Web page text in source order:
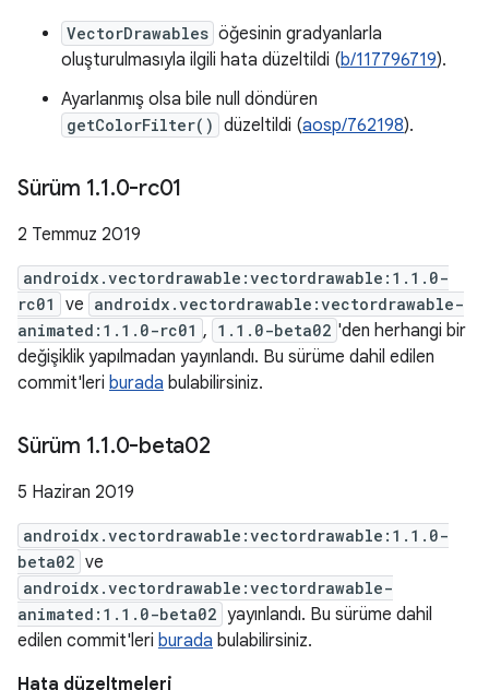
VectorDrawables öğesinin gradyanlarla
oluşturulmasıyla ilgili hata düzeltildi (b/117796719).
Ayarlanmış olsa bile null döndüren
getColorFilter() düzeltildi (aosp/762198).
Sürüm 1.1.0-rc01
2 Temmuz 2019
androidx.vectordrawable:vectordrawable:1.1.0-
rc01
ve androidx.vectordrawable:vectordrawable-
animated:1.1.0-rc01 , 1.1.0-beta02 'den herhangi bir
değişiklik yapılmadan yayınlandı. Bu sürüme dahil edilen
commit'leri burada bulabilirsiniz.
Sürüm 1.1.0-beta02
5 Haziran 2019
androidx.vectordrawable:vectordrawable:1.1.0-
beta02 ve
androidx.vectordrawable:vectordrawable-
animated:1.1.0-beta02 yayınlandı. Bu sürüme dahil
edilen commit'leri burada bulabilirsiniz.
Hata düzeltmeleri